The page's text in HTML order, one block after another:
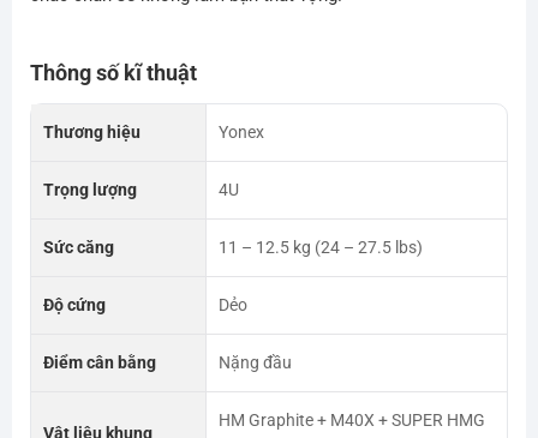
Thông số kĩ thuật
Thương hiệu Yonex
Trọng lượng 4U
Sức căng 11 – 12.5 kg (24 – 27.5 lbs)
Độ cứng Dẻo
Điểm cân bằng Nặng đầu
Vật liệu khung
HM Graphite + M40X + SUPER HMG